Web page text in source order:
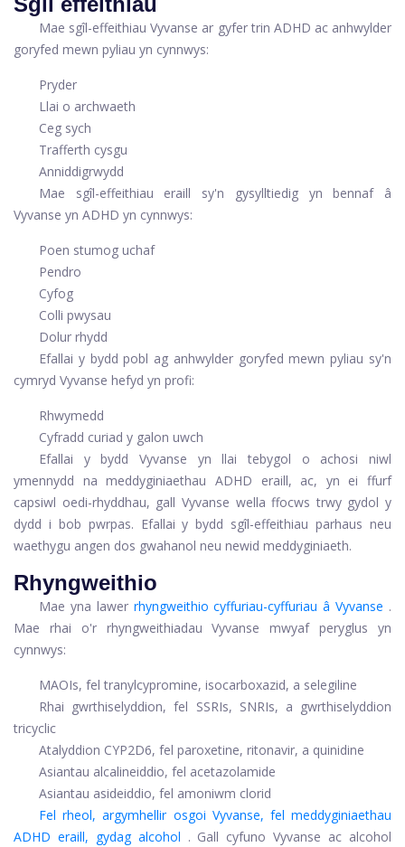
Mae sgîl-effeithiau Vyvanse ar gyfer trin ADHD ac anhwylder
goryfed mewn pyliau yn cynnwys:
Pryder
Llai o archwaeth
Ceg sych
Trafferth cysgu
Anniddigrwydd
Mae sgîl-effeithiau eraill sy'n gysylltiedig yn bennaf â
Vyvanse yn ADHD yn cynnwys:
Poen stumog uchaf
Pendro
Cyfog
Colli pwysau
Dolur rhydd
Efallai y bydd pobl ag anhwylder goryfed mewn pyliau sy'n
cymryd Vyvanse hefyd yn profi:
Rhwymedd
Cyfradd curiad y galon uwch
Efallai y bydd Vyvanse yn llai tebygol o achosi niwl
ymennydd na meddyginiaethau ADHD eraill, ac, yn ei ffurf
capsiwl oedi-rhyddhau, gall Vyvanse wella ffocws trwy gydol y
dydd i bob pwrpas. Efallai y bydd sgîl-effeithiau parhaus neu
waethygu angen dos gwahanol neu newid meddyginiaeth.
Rhyngweithio
Mae yna lawer rhyngweithio cyffuriau-cyffuriau â Vyvanse .
Mae rhai o'r rhyngweithiadau Vyvanse mwyaf peryglus yn
cynnwys:
MAOIs, fel tranylcypromine, isocarboxazid, a selegiline
Rhai gwrthiselyddion, fel SSRIs, SNRIs, a gwrthiselyddion
tricyclic
Atalyddion CYP2D6, fel paroxetine, ritonavir, a quinidine
Asiantau alcalineiddio, fel acetazolamide
Asiantau asideiddio, fel amoniwm clorid
Fel rheol, argymhellir osgoi Vyvanse, fel meddyginiaethau
ADHD eraill, gydag alcohol . Gall cyfuno Vyvanse ac alcohol